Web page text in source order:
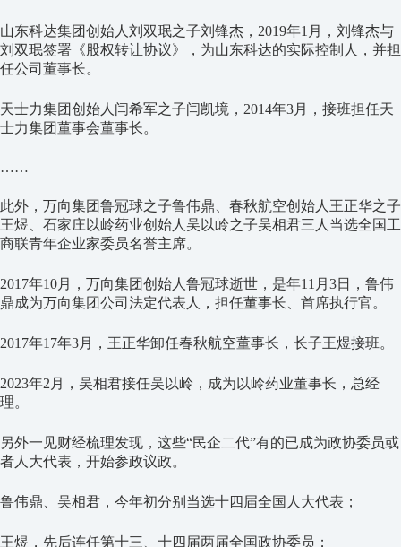
山东科达集团创始人刘双珉之子刘锋杰，2019年1月，刘锋杰与
刘双珉签署《股权转让协议》，为山东科达的实际控制人，并担
任公司董事长。
天士力集团创始人闫希军之子闫凯境，2014年3月，接班担任天
士力集团董事会董事长。
……
此外，万向集团鲁冠球之子鲁伟鼎、春秋航空创始人王正华之子
王煜、石家庄以岭药业创始人吴以岭之子吴相君三人当选全国工
商联青年企业家委员名誉主席。
2017年10月，万向集团创始人鲁冠球逝世，是年11月3日，鲁伟
鼎成为万向集团公司法定代表人，担任董事长、首席执行官。
2017年17年3月，王正华卸任春秋航空董事长，长子王煜接班。
2023年2月，吴相君接任吴以岭，成为以岭药业董事长，总经
理。
另外一见财经梳理发现，这些“民企二代”有的已成为政协委员或
者人大代表，开始参政议政。
鲁伟鼎、吴相君，今年初分别当选十四届全国人大代表；
王煜，先后连任第十三、十四届两届全国政协委员；